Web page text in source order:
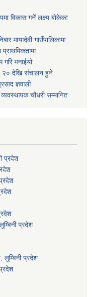
विकास गर्ने लक्ष्य बोकेका
मायादेवी गाउँपालिकामा
गरि मनाईयो
२० देखि संचालन हुने
ज्ञवाली
चौधरी सम्मानित
प्रदेश
प्रदेश
लुम्बिनी प्रदेश